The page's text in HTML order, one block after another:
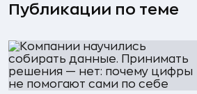
Публикации по теме